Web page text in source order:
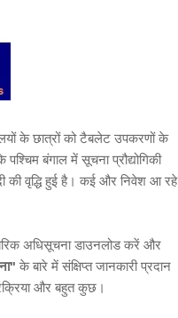
के छात्रों को टैबलेट उपकरणों के
बंगाल में सूचना प्रौद्योगिकी
की वृद्धि हुई है। कई और निवेश आ रहे
अधिसूचना डाउनलोड करें और
के बारे में संक्षिप्त जानकारी प्रदान
और बहुत कुछ।